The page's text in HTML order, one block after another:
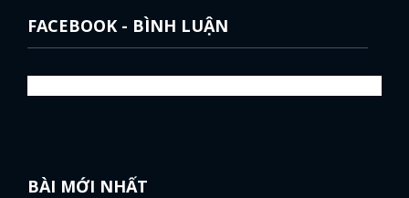
FACEBOOK - BÌNH LUẬN
BÀI MỚI NHẤT